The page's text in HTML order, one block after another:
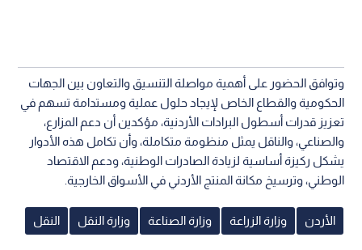
وتوافق الحضور على أهمية مواصلة التنسيق والتعاون بين الجهات
الحكومية والقطاع الخاص لإيجاد حلول عملية ومستدامة تسهم في
تعزيز قدرات أسطول البرادات الأردنية، مؤكدين أن دعم المزارع،
والصناعي، والناقل يمثل منظومة متكاملة، وأن تكامل هذه الأدوار
يشكل ركيزة أساسية لزيادة الصادرات الوطنية، ودعم الاقتصاد
الوطني، وترسيخ مكانة المنتج الأردني في الأسواق الخارجية.
الأردن وزارة الزراعة وزارة الصناعة وزارة النقل النقل